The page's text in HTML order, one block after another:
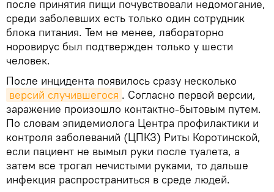
после принятия пищи почувствовали недомогание,
среди заболевших есть только один сотрудник
блока питания. Тем не менее, лабораторно
норовирус был подтвержден только у шести
человек.
После инцидента появилось сразу несколько
версий случившегося . Согласно первой версии,
заражение произошло контактно-бытовым путем.
По словам эпидемиолога Центра профилактики и
контроля заболеваний (ЦПКЗ) Риты Коротинской,
если пациент не вымыл руки после туалета, а
затем все трогал нечистыми руками, то дальше
инфекция распространиться в среде людей.